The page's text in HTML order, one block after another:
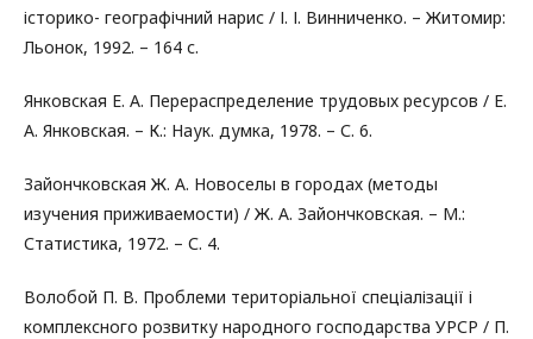
історико- географічний нарис / І. І. Винниченко. – Житомир:
Льонок, 1992. – 164 с.
Янковская Е. А. Перераспределение трудовых ресурсов / Е.
А. Янковская. – К.: Наук. думка, 1978. – С. 6.
Зайончковская Ж. А. Новоселы в городах (методы
изучения приживаемости) / Ж. А. Зайончковская. – М.:
Статистика, 1972. – С. 4.
Волобой П. В. Проблеми територіальної спеціалізації і
комплексного розвитку народного господарства УРСР / П.